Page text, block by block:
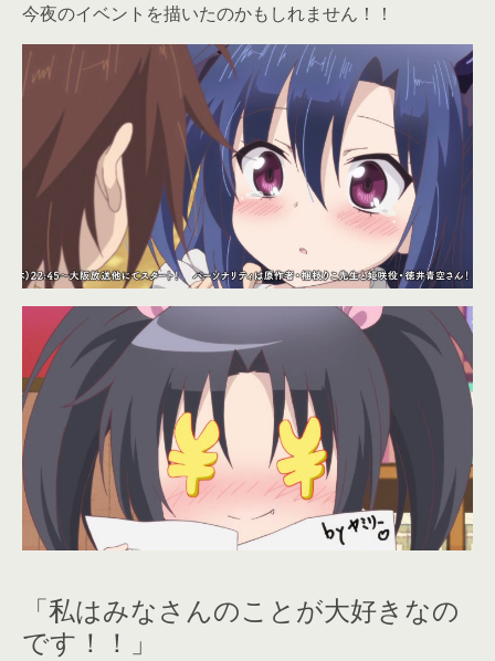
今夜のイベントを描いたのかもしれません！！
「私はみなさんのことが大好きなの
です！！」